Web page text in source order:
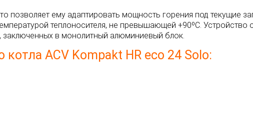
позволяет ему адаптировать мощность горения под текущие
теплоносителя, не превышающей +90ºС.
в монолитный алюминиевый блок.
ACV Kompakt HR eco 24 Solo: